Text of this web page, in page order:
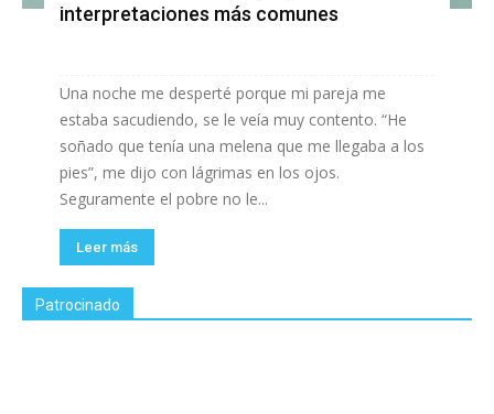
interpretaciones más comunes
Una noche me desperté porque mi pareja me
estaba sacudiendo, se le veía muy contento. “He
soñado que tenía una melena que me llegaba a los
pies”, me dijo con lágrimas en los ojos.
Seguramente el pobre no le...
Leer más
Patrocinado